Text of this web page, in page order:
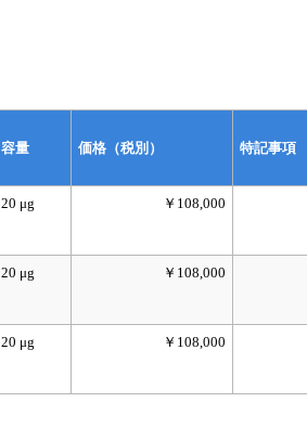
容量 価格（税別） 特記事項
20 μg
￥108,000
20 μg
￥108,000
20 μg
￥108,000